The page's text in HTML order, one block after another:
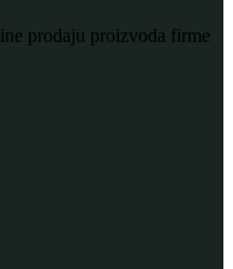
prodaju proizvoda firme